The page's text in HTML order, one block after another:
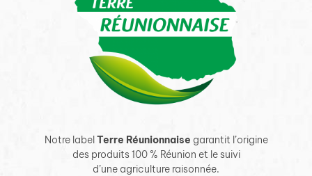
Notre labelTerre Réunionnaise garantit l’origine
des produits 100 % Réunion et le suivi
d’une agriculture raisonnée.